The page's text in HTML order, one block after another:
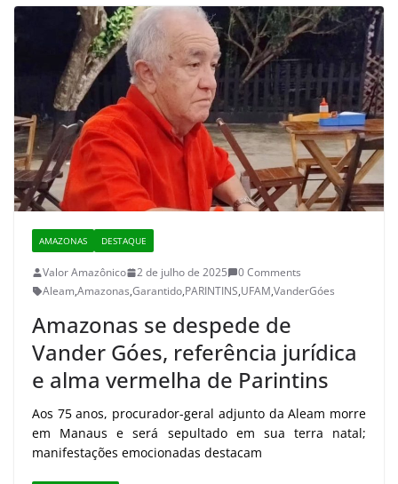
AMAZONAS DESTAQUE
Valor Amazônico 2 de julho de 2025
0 Comments
Aleam,Amazonas,Garantido,PARINTINS,UFAM,VanderGóes
Amazonas se despede de
Vander Góes, referência jurídica
e alma vermelha de Parintins
Aos 75 anos, procurador-geral adjunto da Aleam morre
em Manaus e será sepultado em sua terra natal;
manifestações emocionadas destacam